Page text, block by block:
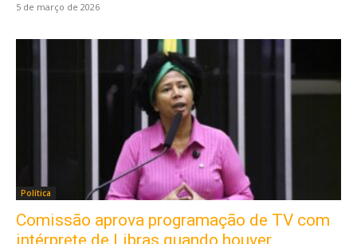
5 de março de 2026
Política
Comissão aprova programação de TV com
intérprete de Libras quando houver...